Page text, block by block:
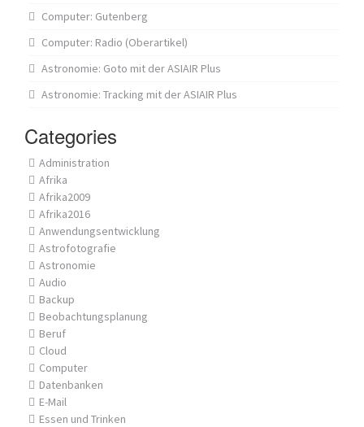
Computer: Gutenberg
Computer: Radio (Oberartikel)
Astronomie: Goto mit der ASIAIR Plus
Astronomie: Tracking mit der ASIAIR Plus
Categories
Administration
Afrika
Afrika2009
Afrika2016
Anwendungsentwicklung
Astrofotografie
Astronomie
Audio
Backup
Beobachtungsplanung
Beruf
Cloud
Computer
Datenbanken
E-Mail
Essen und Trinken